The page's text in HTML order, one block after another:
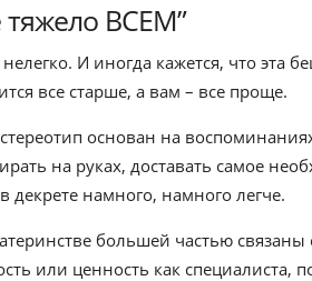
тяжело ВСЕМ”
И иногда кажется, что эта
все старше, а вам – все проще.
основан на
на руках, доставать самое
намного, намного легче.
большей частью связаны
или ценность как специалиста,